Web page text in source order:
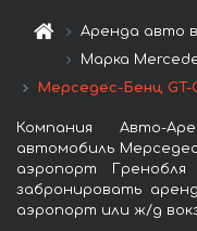
Аренда авто
Марка
Мерседес-Бенц GT-
Компания Авто-
автомобиль
аэропорт
забронировать
аэропорт или ж/д